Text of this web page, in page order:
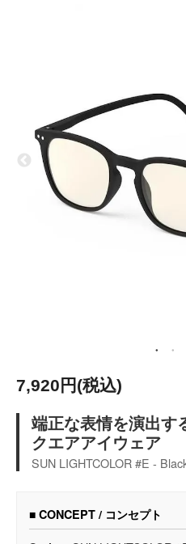
7,920円(税込)
端正な表情を演出す
クエアアイウェア
SUN LIGHTCOLOR #E -
■ CONCEPT / コンセプト